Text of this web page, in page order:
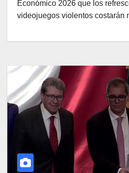
Económico 2026 que los
videojuegos violentos costarán